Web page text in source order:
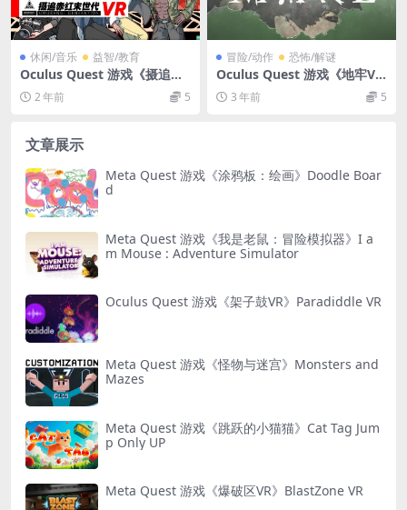
休闲/音乐 益智/教育
Oculus Quest 游戏《摄追赤
红末世代VR》Umurangi Ge
neration VR
2 年前 5
冒险/动作 恐怖/解谜
Oculus Quest 游戏《地牢V
R》Mare VR 探索解密游戏下
载 3 年前 5
文章展示
Meta Quest 游戏《涂鸦板：绘画》Doodle Boar
d
Meta Quest 游戏《我是老鼠：冒险模拟器》I a
m Mouse : Adventure Simulator
Oculus Quest 游戏《架子鼓VR》Paradiddle VR
Meta Quest 游戏《怪物与迷宫》Monsters and
Mazes
Meta Quest 游戏《跳跃的小猫猫》Cat Tag Jum
p Only UP
Meta Quest 游戏《爆破区VR》BlastZone VR